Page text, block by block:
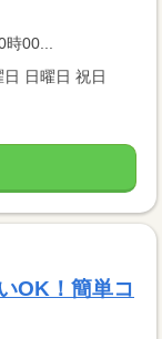
00...
日曜日 祝日
OK！簡単コ